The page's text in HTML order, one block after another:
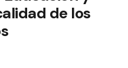
de los